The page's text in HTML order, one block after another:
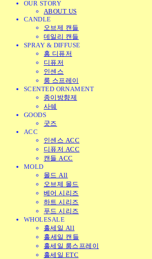
OUR STORY
ABOUT US
CANDLE
오브제 캔들
데일리 캔들
SPRAY & DIFFUSE
홈 디퓨저
디퓨저
인센스
룸 스프레이
SCENTED ORNAMENT
종이방향제
사쉐
GOODS
굿즈
ACC
인센스 ACC
디퓨저 ACC
캔들 ACC
MOLD
몰드 All
오브제 몰드
베어 시리즈
하트 시리즈
푸드 시리즈
WHOLESALE
홀세일 All
홀세일 캔들
홀세일 룸스프레이
홀세일 ETC